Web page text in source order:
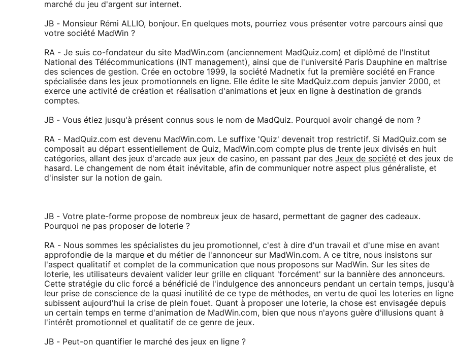
marché du jeu d'argent sur internet.
JB - Monsieur Rémi ALLIO, bonjour. En quelques mots, pourriez vous présenter votre parcours ainsi que
votre société MadWin ?
RA - Je suis co-fondateur du site MadWin.com (anciennement MadQuiz.com) et diplômé de l'Institut
National des Télécommunications (INT management), ainsi que de l'université Paris Dauphine en maîtrise
des sciences de gestion. Crée en octobre 1999, la société Madnetix fut la première société en France
spécialisée dans les jeux promotionnels en ligne. Elle édite le site MadQuiz.com depuis janvier 2000, et
exerce une activité de création et réalisation d'animations et jeux en ligne à destination de grands
comptes.
JB - Vous étiez jusqu'à présent connus sous le nom de MadQuiz. Pourquoi avoir changé de nom ?
RA - MadQuiz.com est devenu MadWin.com. Le suffixe 'Quiz' devenait trop restrictif. Si MadQuiz.com se
composait au départ essentiellement de Quiz, MadWin.com compte plus de trente jeux divisés en huit
catégories, allant des jeux d'arcade aux jeux de casino, en passant par des Jeux de société et des jeux de
hasard. Le changement de nom était inévitable, afin de communiquer notre aspect plus généraliste, et
d'insister sur la notion de gain.
JB - Votre plate-forme propose de nombreux jeux de hasard, permettant de gagner des cadeaux.
Pourquoi ne pas proposer de loterie ?
RA - Nous sommes les spécialistes du jeu promotionnel, c'est à dire d'un travail et d'une mise en avant
approfondie de la marque et du métier de l'annonceur sur MadWin.com. A ce titre, nous insistons sur
l'aspect qualitatif et complet de la communication que nous proposons sur MadWin. Sur les sites de
loterie, les utilisateurs devaient valider leur grille en cliquant 'forcément' sur la bannière des annonceurs.
Cette stratégie du clic forcé a bénéficié de l'indulgence des annonceurs pendant un certain temps, jusqu'à
leur prise de conscience de la quasi inutilité de ce type de méthodes, en vertu de quoi les loteries en ligne
subissent aujourd'hui la crise de plein fouet. Quant à proposer une loterie, la chose est envisagée depuis
un certain temps en terme d'animation de MadWin.com, bien que nous n'ayons guère d'illusions quant à
l'intérêt promotionnel et qualitatif de ce genre de jeux.
JB - Peut-on quantifier le marché des jeux en ligne ?